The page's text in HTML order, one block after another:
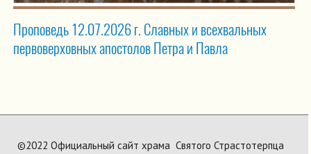
Проповедь 12.07.2026 г. Славных и всехвальных
первоверховных апостолов Петра и Павла
©2022 Официальный сайт храма Святого Страстотерпца